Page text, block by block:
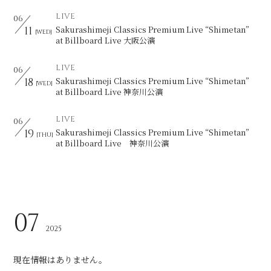
会員登録 ログイン
06
11 [WED]
LIVE
Sakurashimeji Classics Premium Live “Shimetan”
at Billboard Live 大阪公演
06
18 [WED]
LIVE
Sakurashimeji Classics Premium Live “Shimetan”
at Billboard Live 神奈川公演
06
19 [THU]
LIVE
Sakurashimeji Classics Premium Live “Shimetan”
at Billboard Live 神奈川公演
07 2025
現在情報はありません。